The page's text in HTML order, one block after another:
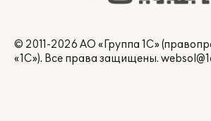
© 2011-2026 АО «Группа 1С»
«1С»). Все права защищены.